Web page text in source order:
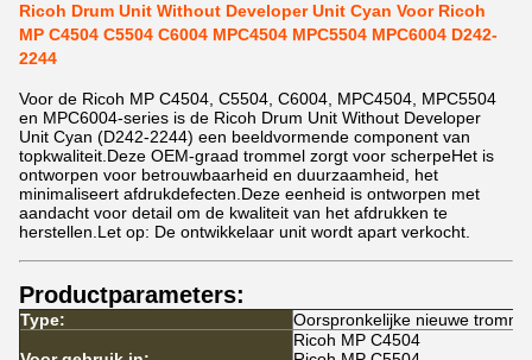
Ricoh Drum Unit Without Developer Unit Cyan Voor Ricoh
MP C4504 C5504 C6004 MPC4504 MPC5504 MPC6004 D242-
2244
Voor de Ricoh MP C4504, C5504, C6004, MPC4504, MPC5504
en MPC6004-series is de Ricoh Drum Unit Without Developer
Unit Cyan (D242-2244) een beeldvormende component van
topkwaliteit.Deze OEM-graad trommel zorgt voor scherpeHet is
ontworpen voor betrouwbaarheid en duurzaamheid, het
minimaliseert afdrukdefecten.Deze eenheid is ontworpen met
aandacht voor detail om de kwaliteit van het afdrukken te
herstellen.Let op: De ontwikkelaar unit wordt apart verkocht.
Productparameters:
Type: Oorspronkelijke nieuwe
Ricoh MP C4504